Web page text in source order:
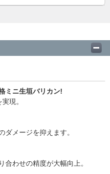
ミニ生垣バリカン!
現。
ダメージを抑えます。
合わせの精度が大幅向上。